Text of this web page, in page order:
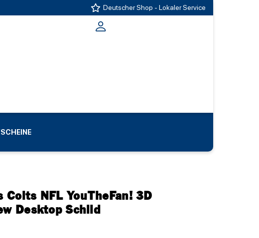
Deutscher Shop - Lokaler Service
Colts NFL YouTheFan! 3D
Desktop Schild